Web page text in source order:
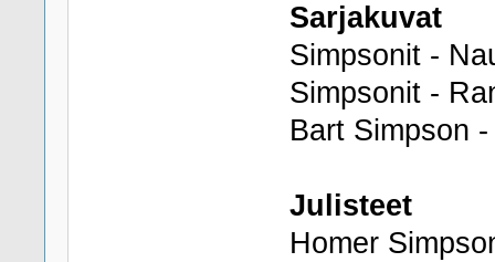
Sarjakuvat
Simpsonit -
Simpsonit -
Bart Simpson
Julisteet
Homer